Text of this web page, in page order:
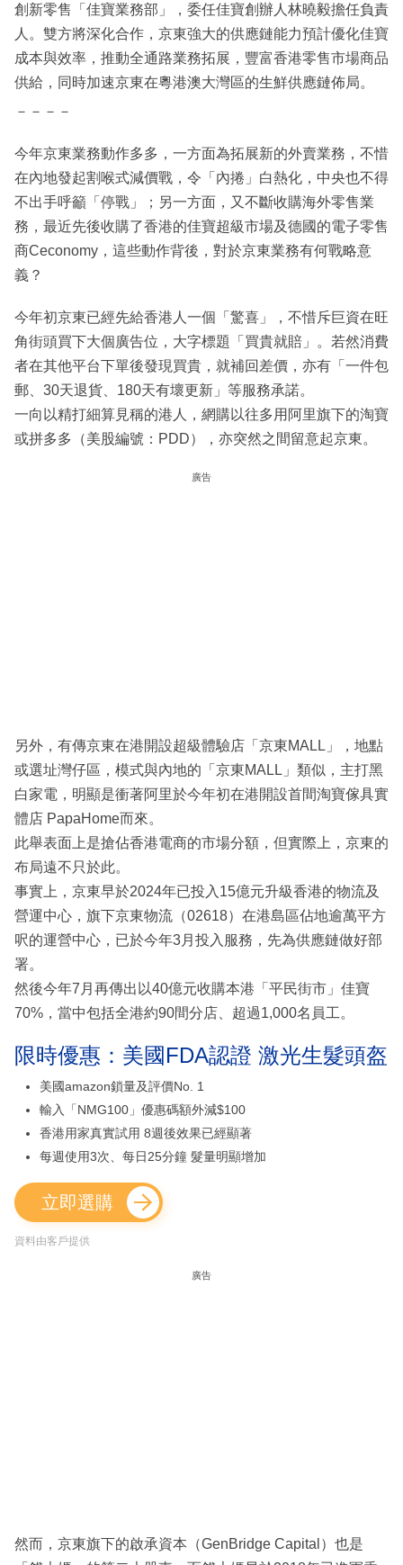
創新零售「佳寶業務部」，委任佳寶創辦人林曉毅擔任負責
人。雙方將深化合作，京東強大的供應鏈能力預計優化佳寶
成本與效率，推動全通路業務拓展，豐富香港零售市場商品
供給，同時加速京東在粵港澳大灣區的生鮮供應鏈佈局。
－－－－
今年京東業務動作多多，一方面為拓展新的外賣業務，不惜
在內地發起割喉式減價戰，令「內捲」白熱化，中央也不得
不出手呼籲「停戰」；另一方面，又不斷收購海外零售業
務，最近先後收購了香港的佳寶超級市場及德國的電子零售
商Ceconomy，這些動作背後，對於京東業務有何戰略意
義？
今年初京東已經先給香港人一個「驚喜」，不惜斥巨資在旺
角街頭買下大個廣告位，大字標題「買貴就賠」。若然消費
者在其他平台下單後發現買貴，就補回差價，亦有「一件包
郵、30天退貨、180天有壞更新」等服務承諾。
一向以精打細算見稱的港人，網購以往多用阿里旗下的淘寶
或拼多多（美股編號：PDD），亦突然之間留意起京東。
廣告
另外，有傳京東在港開設超級體驗店「京東MALL」，地點
或選址灣仔區，模式與內地的「京東MALL」類似，主打黑
白家電，明顯是衝著阿里於今年初在港開設首間淘寶傢具實
體店 PapaHome而來。
此舉表面上是搶佔香港電商的市場分額，但實際上，京東的
布局遠不只於此。
事實上，京東早於2024年已投入15億元升級香港的物流及
營運中心，旗下京東物流（02618）在港島區佔地逾萬平方
呎的運營中心，已於今年3月投入服務，先為供應鏈做好部
署。
然後今年7月再傳出以40億元收購本港「平民街市」佳寶
70%，當中包括全港約90間分店、超過1,000名員工。
限時優惠：美國FDA認證 激光生髮頭盔
美國amazon鎖量及評價No. 1
輸入「NMG100」優惠碼額外減$100
香港用家真實試用 8週後效果已經顯著
每週使用3次、每日25分鐘 髮量明顯增加
立即選購
資料由客戶提供
廣告
然而，京東旗下的啟承資本（GenBridge Capital）也是